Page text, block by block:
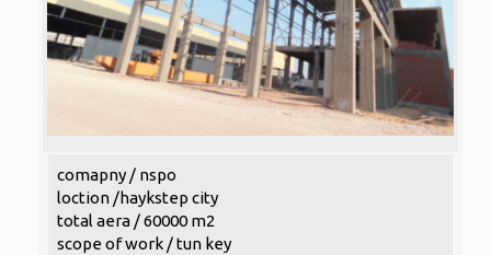
comapny / nspo
loction /haykstep city
total aera / 60000 m2
scope of work / tun key